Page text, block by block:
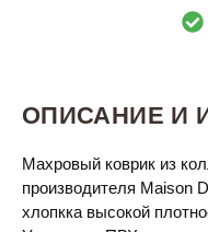
ОПИСАНИЕ И
Махровый коврик из
производителя Maison
хлопкка высокой